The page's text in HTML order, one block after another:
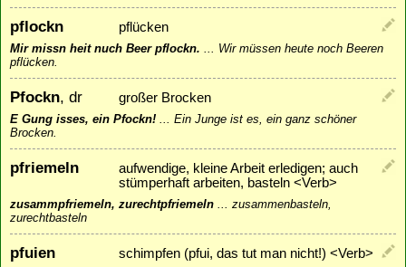
pflockn pflücken
Mir missn heit nuch Beer pflockn. ... Wir müssen heute noch Beeren
pflücken.
Pfockn, dr großer Brocken
E Gung isses, ein Pfockn! ... Ein Junge ist es, ein ganz schöner
Brocken.
pfriemeln
aufwendige, kleine Arbeit erledigen; auch
stümperhaft arbeiten, basteln <Verb>
zusammpfriemeln, zurechtpfriemeln ... zusammenbasteln,
zurechtbasteln
pfuien schimpfen (pfui, das tut man nicht!) <Verb>